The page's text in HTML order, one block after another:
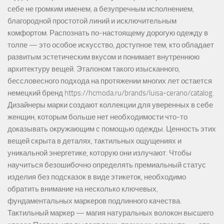
себе не громким именем, а безупречным исполнением,
благородной простотой линий и исключительным
комфортом. Распознать по-настоящему дорогую одежду в
толпе — это особое искусство, доступное тем, кто обладает
развитым эстетическим вкусом и понимает внутреннюю
архитектуру вещей. Эталоном такого изысканного,
бессловесного подхода на протяжении многих лет остается
немецкий бренд https://hcmoda.ru/brands/luisa-cerano/catalog.
Дизайнеры марки создают коллекции для уверенных в себе
женщин, которым больше нет необходимости что-то
доказывать окружающим с помощью одежды. Ценность этих
вещей скрыта в деталях, тактильных ощущениях и
уникальной энергетике, которую они излучают. Чтобы
научиться безошибочно определять премиальный статус
изделия без подсказок в виде этикеток, необходимо
обратить внимание на несколько ключевых,
фундаментальных маркеров подлинного качества.
Тактильный маркер — магия натуральных волокон высшего